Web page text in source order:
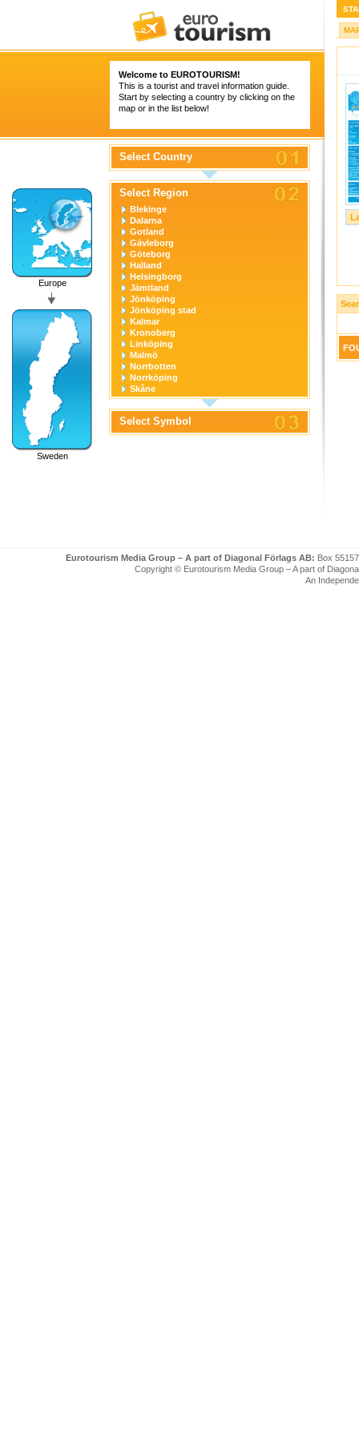
Welcome to EUROTOURISM!
This is a tourist and travel information guide.
Start by selecting a country by clicking on the
map or in the list below!
Europe
Sweden
Select Country
Select Region
Blekinge
Dalarna
Gotland
Gävleborg
Göteborg
Halland
Helsingborg
Jämtland
Jönköping
Jönköping stad
Kalmar
Kronoberg
Linköping
Malmö
Norrbotten
Norrköping
Skåne
Stockholm
Stockholm stad
Södermanland
Uppsala
Select Symbol
Eurotourism Media Group – A part of Diagonal Förlags AB: Box
Copyright © Eurotourism Media Group – A part of
An